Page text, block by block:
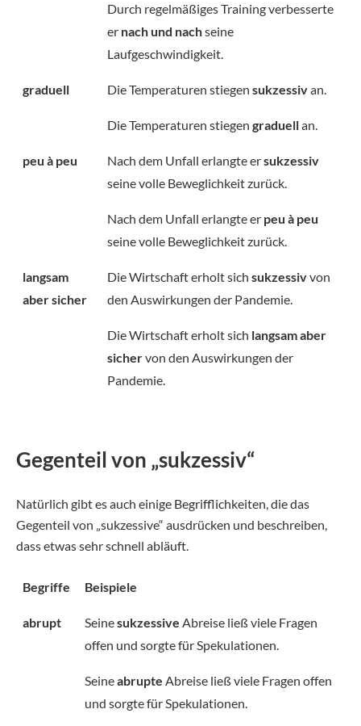
Durch regelmäßiges Training verbesserte
er nach und nachseine
Laufgeschwindigkeit.
graduell Die Temperaturen stiegen sukzessivan.
Die Temperaturen stiegen graduellan.
peu à peu Nach dem Unfall erlangte ersukzessiv
seine volle Beweglichkeit zurück.
Nach dem Unfall erlangte er peu à peu
seine volle Beweglichkeit zurück.
langsam
aber sicher
Die Wirtschaft erholt sich sukzessivvon
den Auswirkungen der Pandemie.
Die Wirtschaft erholt sich langsam aber
sichervon den Auswirkungen der
Pandemie.
Gegenteil von „sukzessiv“
Natürlich gibt es auch einige Begrifflichkeiten, die das
Gegenteil von „sukzessive“ ausdrücken und beschreiben,
dass etwas sehr schnell abläuft.
Begriffe Beispiele
abrupt Seinesukzessive Abreise ließ viele Fragen
offen und sorgte für Spekulationen.
Seineabrupte Abreise ließ viele Fragen offen
und sorgte für Spekulationen.